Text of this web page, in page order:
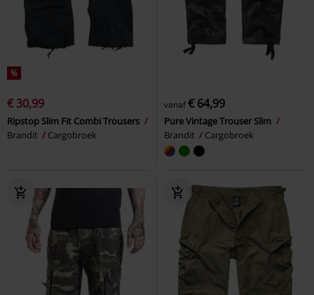
%
€ 30,99
Ripstop Slim Fit Combi Trousers
Brandit
Cargobroek
vanaf€ 64,99
Pure Vintage Trouser Slim
Brandit
Cargobroek